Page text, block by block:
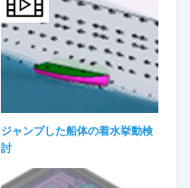
ジャンプした船体の着水挙動検
討